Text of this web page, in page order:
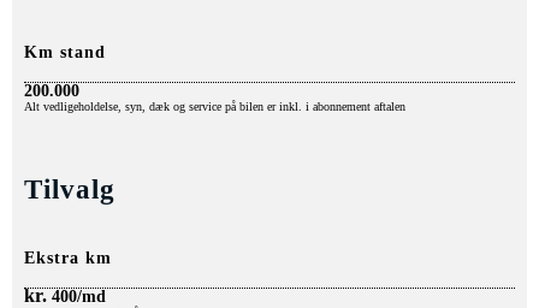
Km stand
200.000
Alt vedligeholdelse, syn, dæk og service på bilen er inkl. i abonnement aftalen
Tilvalg
Ekstra km
kr.400/md